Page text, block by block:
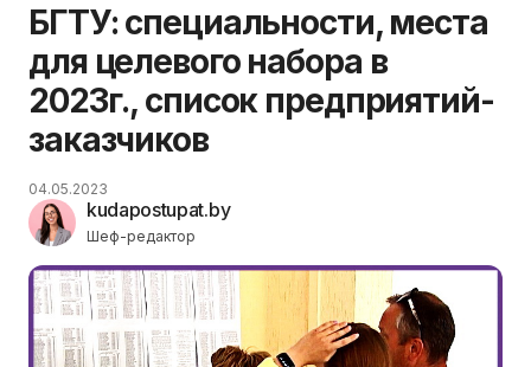
БГТУ: специальности, места
для целевого набора в
2023г., список предприятий-
заказчиков
kudapostupat.by
Шеф-редактор
04.05.2023